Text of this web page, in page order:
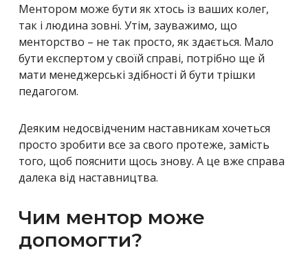
Ментором може бути як хтось із ваших колег,
так і людина зовні. Утім, зауважимо, що
менторство – не так просто, як здається. Мало
бути експертом у своїй справі, потрібно ще й
мати менеджерські здібності й бути трішки
педагогом.
Деяким недосвідченим наставникам хочеться
просто зробити все за свого протеже, замість
того, щоб пояснити щось знову. А це вже справа
далека від наставництва.
Чим ментор може
допомогти?